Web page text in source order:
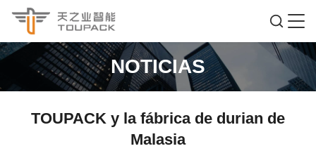
NOTICIAS
TOUPACK y la fábrica de durian de
Malasia